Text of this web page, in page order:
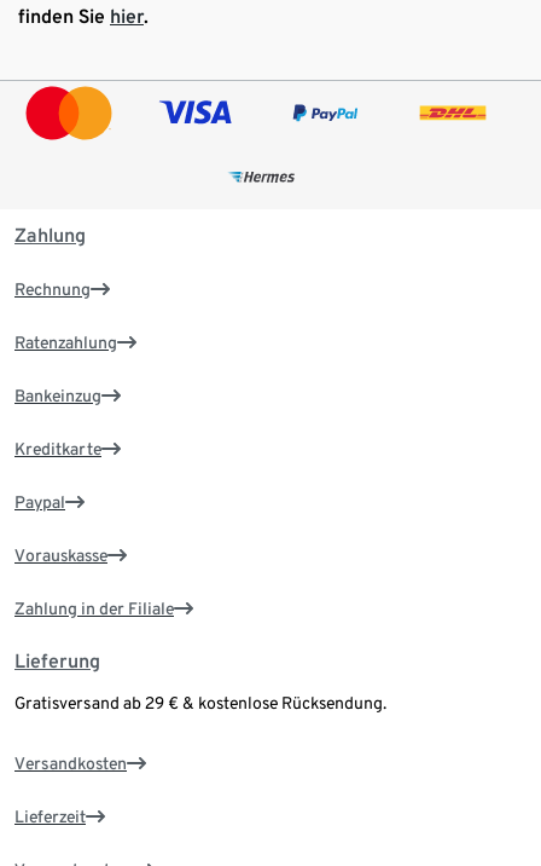
finden Sie hier.
Zahlung
Rechnung
Ratenzahlung
Bankeinzug
Kreditkarte
Paypal
Vorauskasse
Zahlung in der Filiale
Lieferung
Gratisversand ab 29 € & kostenlose Rücksendung.
Versandkosten
Lieferzeit